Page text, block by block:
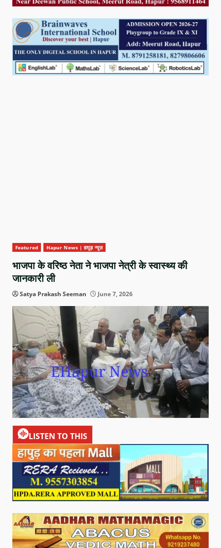
Featured Hapur News | हापुड़ न्यूज़
भाजपा के वरिष्ठ नेता ने भाजपा नेत्री के स्वास्थ्य की
जानकारी ली
Satya Prakash Seeman June 7, 2026
LISTEN TO THIS